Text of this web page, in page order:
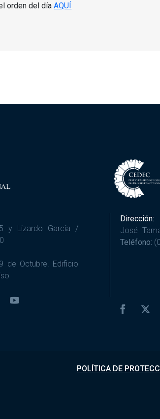
orden del díaAQUÍ
y Lizardo García /
de Octubre. Edificio
Dirección:
José
Teléfono:
POLÍTICA DE